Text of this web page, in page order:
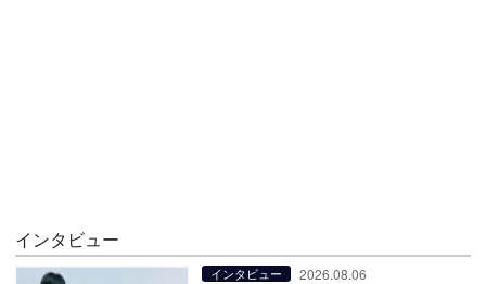
インタビュー
インタビュー 2026.08.06